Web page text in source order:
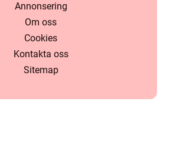
Annonsering
Om oss
Cookies
Kontakta oss
Sitemap